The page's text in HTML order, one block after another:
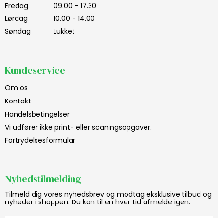
Fredag
09.00 - 17.30
Lørdag
10.00 - 14.00
Søndag
Lukket
Kundeservice
Om os
Kontakt
Handelsbetingelser
Vi udfører ikke print- eller scaningsopgaver.
Fortrydelsesformular
Nyhedstilmelding
Tilmeld dig vores nyhedsbrev og modtag eksklusive tilbud og
nyheder i shoppen. Du kan til en hver tid afmelde igen.